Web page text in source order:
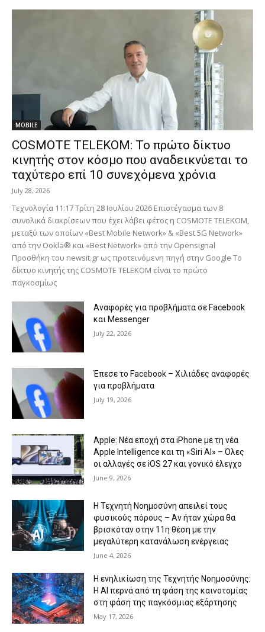
MOBILE
COSMOTE TELEKOM: Το πρώτο δίκτυο
κινητής στον κόσμο που αναδεικνύεται το
ταχύτερο επί 10 συνεχόμενα χρόνια
July 28, 2026
Τεχνολογία 11:17 Τρίτη 28 Ιουλίου 2026 Επιστέγασμα των 8
συνολικά διακρίσεων που έχει λάβει φέτος η COSMOTE TELEKOM,
μεταξύ των οποίων «Best Mobile Network» & «Best 5G Network»
από την Ookla® και «Best Network» από την Opensignal
Προσθήκη του newsit.gr ως προτεινόμενη πηγή στην Google Το
δίκτυο κινητής της COSMOTE TELEKOM είναι το πρώτο
παγκοσμίως
Αναφορές για προβλήματα σε Facebook
και Messenger
July 22, 2026
Έπεσε το Facebook – Χιλιάδες αναφορές
για προβλήματα
July 19, 2026
Apple: Νέα εποχή στα iPhone με τη νέα
Apple Intelligence και τη «Siri AI» – Όλες
οι αλλαγές σε iOS 27 και γονικό έλεγχο
June 9, 2026
Η Τεχνητή Νοημοσύνη απειλεί τους
φυσικούς πόρους – Αν ήταν χώρα θα
βρισκόταν στην 11η θέση με την
μεγαλύτερη κατανάλωση ενέργειας
June 4, 2026
Η ενηλικίωση της Τεχνητής Νοημοσύνης:
Η AI περνά από τη φάση της καινοτομίας
στη φάση της παγκόσμιας εξάρτησης
May 17, 2026